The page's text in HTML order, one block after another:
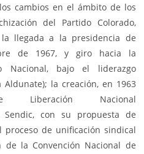
cambios en el ámbito de los
del Partido Colorado,
llegada a la presidencia de
de 1967, y giro hacia la
Nacional, bajo el liderazgo
la creación, en 1963
Nacional
Sendic, con su propuesta de
de unificación sindical
la Convención Nacional de